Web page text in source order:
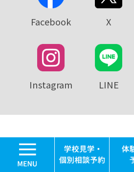
Facebook X
Instagram LINE
おおぞら教育情